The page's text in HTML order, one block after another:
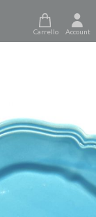
Carrello Account